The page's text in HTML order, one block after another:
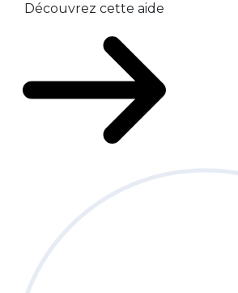
Découvrez cette aide